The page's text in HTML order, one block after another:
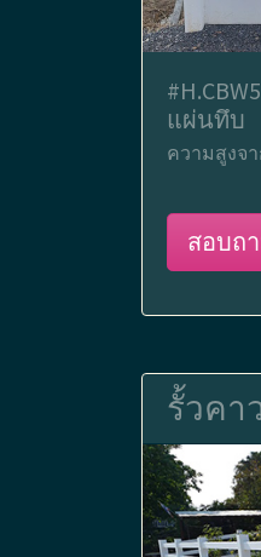
แผ่นทึบ
ความสูงจ
สอบถ
รั้วคา